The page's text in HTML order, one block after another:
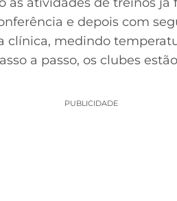
às atividades de treinos já
e depois com
clínica, medindo
a passo, os clubes
PUBLICIDADE